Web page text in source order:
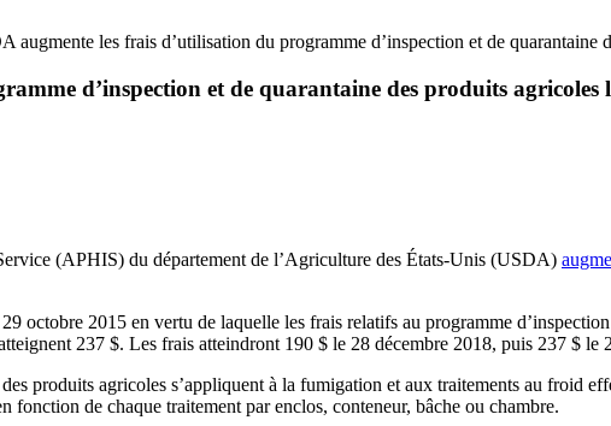
augmente les frais d’utilisation du programme d’inspection et de quarantaine
d’inspection et de quarantaine des produits agricoles
(APHIS) du département de l’Agriculture des États-Unis (USDA)
octobre 2015 en vertu de laquelle les frais relatifs au programme
237 $. Les frais atteindront 190 $ le 28 décembre 2018, puis 237 $ le
produits agricoles s’appliquent à la fumigation et aux traitements au froid
fonction de chaque traitement par enclos, conteneur, bâche ou chambre.